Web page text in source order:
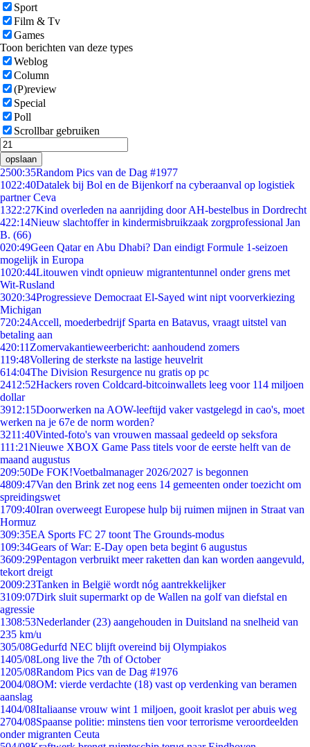
Sport
Film & Tv
Games
Toon berichten van deze types
Weblog
Column
(P)review
Special
Poll
Scrollbar gebruiken
opslaan
2500:35Random Pics van de Dag #1977
1022:40Datalek bij Bol en de Bijenkorf na cyberaanval op logistiek
partner Ceva
1322:27Kind overleden na aanrijding door AH-bestelbus in Dordrecht
422:14Nieuw slachtoffer in kindermisbruikzaak zorgprofessional Jan
B. (66)
020:49Geen Qatar en Abu Dhabi? Dan eindigt Formule 1-seizoen
mogelijk in Europa
1020:44Litouwen vindt opnieuw migrantentunnel onder grens met
Wit-Rusland
3020:34Progressieve Democraat El-Sayed wint nipt voorverkiezing
Michigan
720:24Accell, moederbedrijf Sparta en Batavus, vraagt uitstel van
betaling aan
420:11 Zomervakantieweerbericht: aanhoudend zomers
119:48Vollering de sterkste na lastige heuvelrit
614:04The Division Resurgence nu gratis op pc
2412:52Hackers roven Coldcard-bitcoinwallets leeg voor 114 miljoen
dollar
3912:15Doorwerken na AOW-leeftijd vaker vastgelegd in cao's, moet
werken na je 67e de norm worden?
3211:40Vinted-foto's van vrouwen massaal gedeeld op seksfora
111:21Nieuwe XBOX Game Pass titels voor de eerste helft van de
maand augustus
209:50De FOK!Voetbalmanager 2026/2027 is begonnen
4809:47Van den Brink zet nog eens 14 gemeenten onder toezicht om
spreidingswet
1709:40Iran overweegt Europese hulp bij ruimen mijnen in Straat van
Hormuz
309:35EA Sports FC 27 toont The Grounds-modus
109:34Gears of War: E-Day open beta begint 6 augustus
3609:29Pentagon verbruikt meer raketten dan kan worden aangevuld,
tekort dreigt
2009:23Tanken in België wordt nóg aantrekkelijker
3109:07Dirk sluit supermarkt op de Wallen na golf van diefstal en
agressie
1308:53Nederlander (23) aangehouden in Duitsland na snelheid van
235 km/u
305/08Gedurfd NEC blijft overeind bij Olympiakos
1405/08Long live the 7th of October
1205/08Random Pics van de Dag #1976
2004/08OM: vierde verdachte (18) vast op verdenking van beramen
aanslag
1404/08Italiaanse vrouw wint 1 miljoen, gooit kraslot per abuis weg
2704/08Spaanse politie: minstens tien voor terrorisme veroordeelden
onder migranten Ceuta